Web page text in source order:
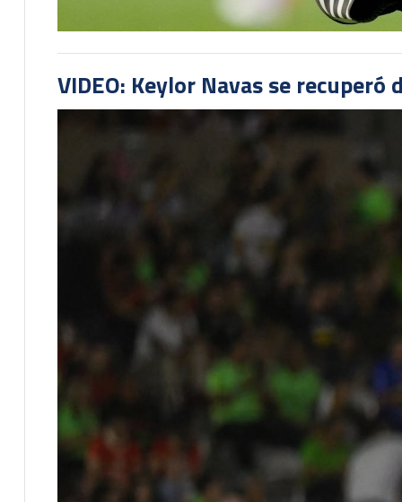
VIDEO: Keylor Navas se